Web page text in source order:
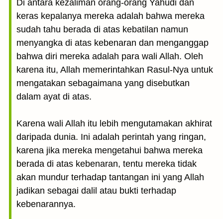
Di antara kezaliman orang-orang Yahudi dan
keras kepalanya mereka adalah bahwa mereka
sudah tahu berada di atas kebatilan namun
menyangka di atas kebenaran dan menganggap
bahwa diri mereka adalah para wali Allah. Oleh
karena itu, Allah memerintahkan Rasul-Nya untuk
mengatakan sebagaimana yang disebutkan
dalam ayat di atas.
Karena wali Allah itu lebih mengutamakan akhirat
daripada dunia. Ini adalah perintah yang ringan,
karena jika mereka mengetahui bahwa mereka
berada di atas kebenaran, tentu mereka tidak
akan mundur terhadap tantangan ini yang Allah
jadikan sebagai dalil atau bukti terhadap
kebenarannya.